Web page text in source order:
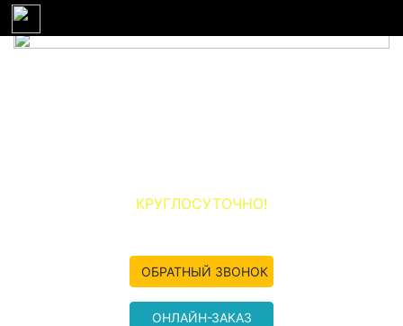
КРУГЛОСУТОЧНО!
ОБРАТНЫЙ ЗВОНОК
ОНЛАЙН-ЗАКАЗ